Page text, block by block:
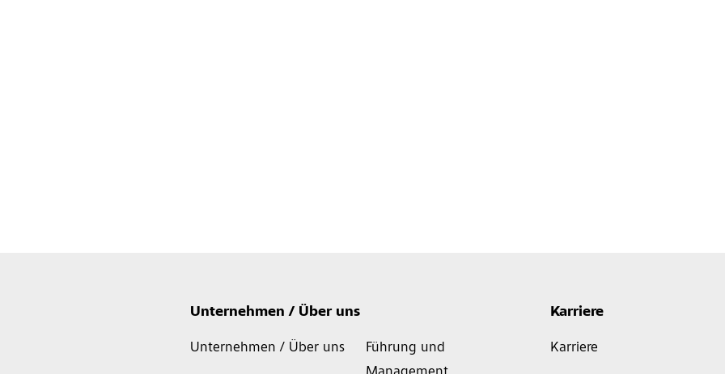
Unternehmen / Über uns
Unternehmen / Über uns
Führung und
Karriere
Karriere